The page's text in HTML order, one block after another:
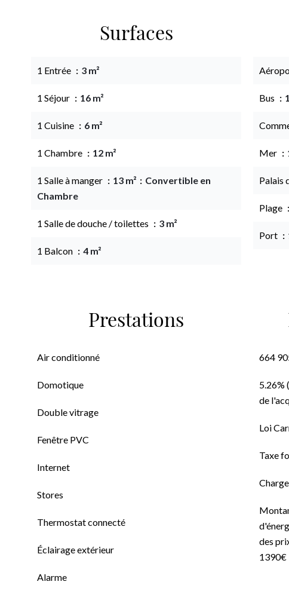
Surfaces
1 Entrée 3 m²
1 Séjour 16 m²
1 Cuisine 6 m²
1 Chambre 12 m²
1 Salle à manger 13 m²
Convertible en
Chambre
1 Salle de douche / toilettes 3 m²
1 Balcon 4 m²
Bus
Mer
Palais
Plage
Port
Prestations
Air conditionné
Domotique
Double vitrage
Fenêtre PVC
Internet
Stores
Thermostat connecté
Éclairage extérieur
Alarme
664
5.26%
de
Loi
Taxe
des
1390€